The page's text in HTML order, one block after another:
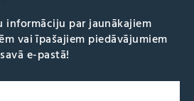
informāciju par jaunākajiem
vai īpašajiem piedāvājumiem
savā e-pastā!